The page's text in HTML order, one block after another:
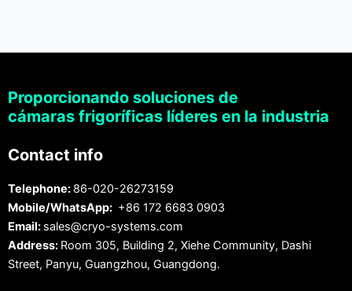
Proporcionando soluciones de
cámaras frigoríficas líderes en la industria
Contact info
Telephone: 86-020-26273159
Mobile/WhatsApp: +86 172 6683 0903
Email: sales@cryo-systems.com
Address: Room 305, Building 2, Xiehe Community, Dashi
Street, Panyu, Guangzhou, Guangdong.